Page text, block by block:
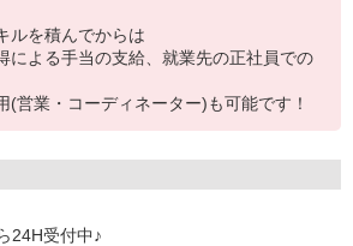
ルを積んでからは
による手当の支給、就業先の正社員での
(営業・コーディネーター)も可能です！
24H受付中♪